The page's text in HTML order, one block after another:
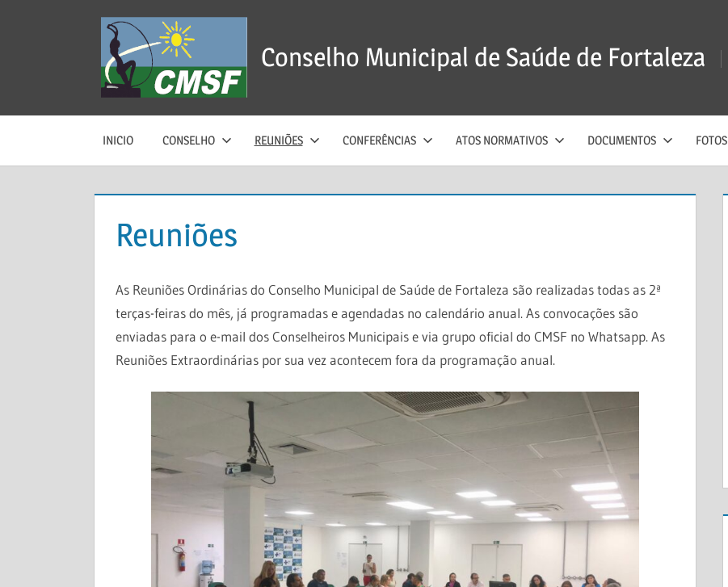
Conselho Municipal de Saúde de Fortaleza
INICIO CONSELHO REUNIÕES CONFERÊNCIAS ATOS NORMATIVOS DOCUMENTOS FOTOS
Reuniões
As Reuniões Ordinárias do Conselho Municipal de Saúde de Fortaleza são realizadas todas as 2ª
terças-feiras do mês, já programadas e agendadas no calendário anual. As convocações são
enviadas para o e-mail dos Conselheiros Municipais e via grupo oficial do CMSF no Whatsapp. As
Reuniões Extraordinárias por sua vez acontecem fora da programação anual.